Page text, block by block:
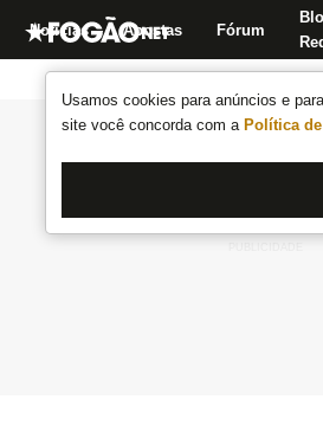
Usamos cookies para anúncios e
site você concorda com a Política
Notícias Apostas Fórum